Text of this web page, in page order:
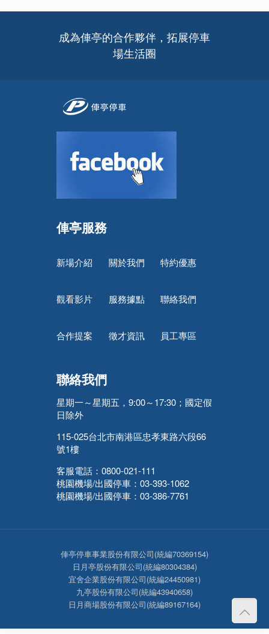
成為俥亭的合作夥伴，拓展停車
場生活圈
俥亭服務
新場介紹 關於我們 特約優惠
觀看影片 服務據點 聯絡我們
合作提案 徵才資訊 員工專區
聯絡我們
星期一～星期五，9:00～17:30；國定假
日除外
115-025台北市南港區忠孝東路六段66
號1樓
客服電話：0800-021-111
桃園機場/出國停車：03-393-1062
桃園機場/出國停車：03-386-7761
俥亭停車事業股份有限公司(統編70369154)
日月亭股份有限公司(統編80304384)
宜舍企業股份有限公司(統編24450981)
九亭股份有限公司(統編43940658)
日月商場股份有限公司(統編89167164)